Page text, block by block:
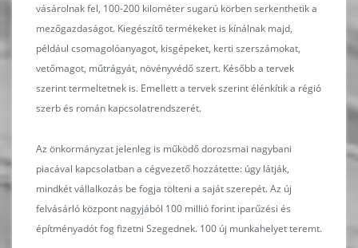
vásárolnak fel, 100-200 kilométer sugarú körben serkenthetik a
mezőgazdaságot. Kiegészítő termékeket is kínálnak majd,
például csomagolóanyagot, kisgépeket, kerti szerszámokat,
vetőmagot, műtrágyát, növényvédő szert. Később a tervek
szerint termeltetnek is. Emellett a tervek szerint élénkítik a régió
szerb és román kapcsolatrendszerét.
Az önkormányzat jelenleg is működő dorozsmai nagybani
piacával kapcsolatban a cégvezető hozzátette: úgy látják,
mindkét vállalkozás be fogja tölteni a saját szerepét. Az új
felvásárló központ nagyjából 100 millió forint iparűzési és
építményadót fog fizetni Szegednek. 100 új munkahelyet teremt.